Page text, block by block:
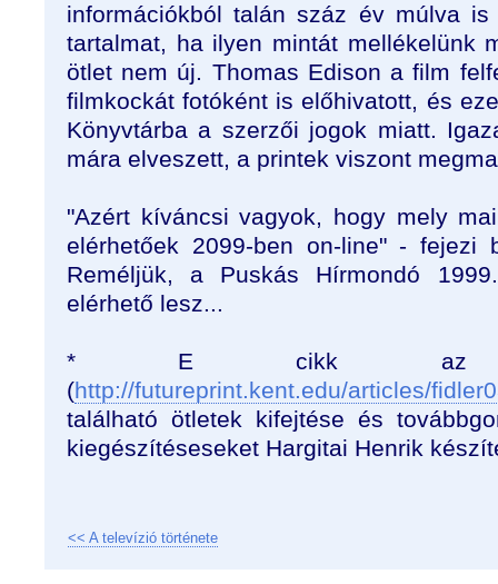
információkból talán száz év múlva
tartalmat, ha ilyen mintát mellékelünk
ötlet nem új. Thomas Edison a film
filmkockát fotóként is előhivatott, és
Könyvtárba a szerzői jogok miatt.
mára elveszett, a printek viszont
"Azért kíváncsi vagyok, hogy mely
elérhetőek 2099-ben on-line" - fejezi
Reméljük, a Puskás Hírmondó
elérhető lesz...
* E cikk az ő
(http://futureprint.kent.edu/articles/
található ötletek kifejtése és
kiegészítéseseket Hargitai Henrik
<< A televízió története